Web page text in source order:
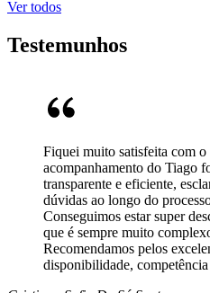
Ver todos
Testemunhos
Fiquei muito satisfeita com o
acompanhamento do Tiago
transparente e eficiente,
dúvidas ao longo do
Conseguimos estar super
que é sempre muito
Recomendamos pelos
disponibilidade,